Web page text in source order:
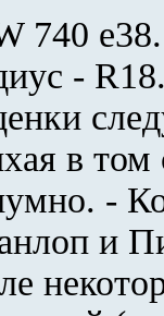
е38.
-
в
-
и